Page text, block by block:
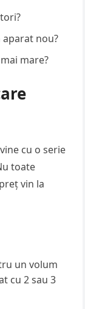
nou?
mare?
cu o serie
toate
vin la
un volum
cu 2 sau 3